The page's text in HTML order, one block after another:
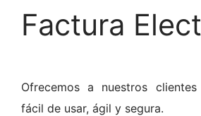
Factura
Ofrecemos a nuestros clientes
fácil de usar, ágil y segura.